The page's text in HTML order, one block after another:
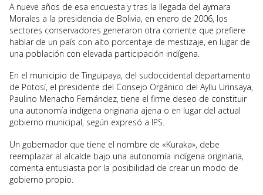
A nueve años de esa encuesta y tras la llegada del aymara
Morales a la presidencia de Bolivia, en enero de 2006, los
sectores conservadores generaron otra corriente que prefiere
hablar de un país con alto porcentaje de mestizaje, en lugar de
una población con elevada participación indígena.
En el municipio de Tinguipaya, del sudoccidental departamento
de Potosí, el presidente del Consejo Orgánico del Ayllu Urinsaya,
Paulino Menacho Fernández, tiene el firme deseo de constituir
una autonomía indígena originaria ajena o en lugar del actual
gobierno municipal, según expresó a IPS.
Un gobernador que tiene el nombre de «Kuraka», debe
reemplazar al alcalde bajo una autonomía indígena originaria,
comenta entusiasta por la posibilidad de crear un modo de
gobierno propio.